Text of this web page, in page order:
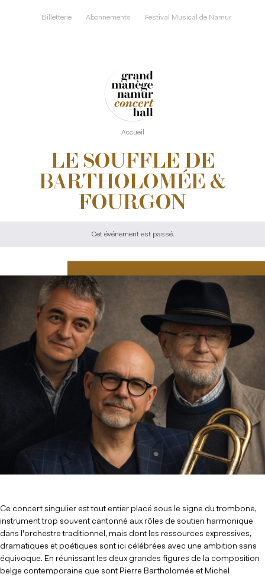
Billetterie Abonnements Festival Musical de Namur
Accueil
LE SOUFFLE DE
BARTHOLOMÉE &
FOURGON
Cet événement est passé.
Ce concert singulier est tout entier placé sous le signe du trombone,
instrument trop souvent cantonné aux rôles de soutien harmonique
dans l'orchestre traditionnel, mais dont les ressources expressives,
dramatiques et poétiques sont ici célébrées avec une ambition sans
équivoque. En réunissant les deux grandes figures de la composition
belge contemporaine que sont Pierre Bartholomée et Michel